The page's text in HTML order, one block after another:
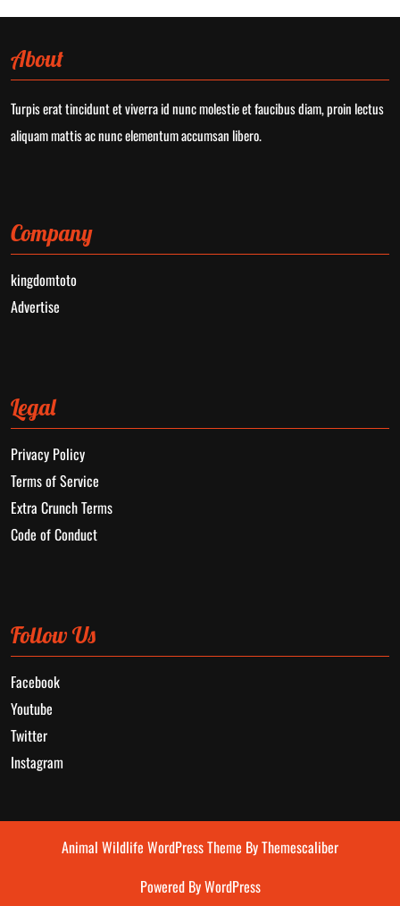
About
Turpis erat tincidunt et viverra id nunc molestie et faucibus diam, proin lectus
aliquam mattis ac nunc elementum accumsan libero.
Company
kingdomtoto
Advertise
Legal
Privacy Policy
Terms of Service
Extra Crunch Terms
Code of Conduct
Follow Us
Facebook
Youtube
Twitter
Instagram
Animal Wildlife WordPress Theme By Themescaliber
Powered By WordPress